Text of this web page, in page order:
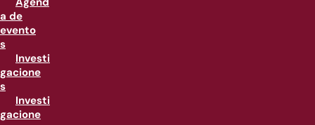
a de
evento
s
Investi
gacione
s
Investi
gacione